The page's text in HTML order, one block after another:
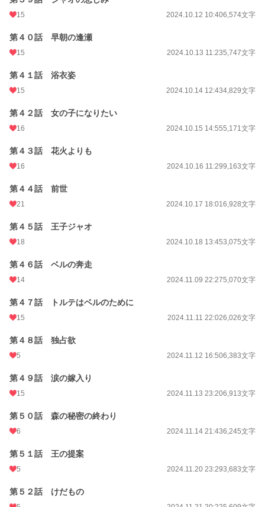
15 2024.10.12 10:406,574文字
第４０話 早朝の逢瀬
15 2024.10.13 11:235,747文字
第４１話 浴衣姿
15 2024.10.14 12:434,829文字
第４２話 女の子になりたい
16 2024.10.15 14:555,171文字
第４３話 花火よりも
16 2024.10.16 11:299,163文字
第４４話 前世
21 2024.10.17 18:016,928文字
第４５話 王子ジャオ
18 2024.10.18 13:453,075文字
第４６話 ベルの奔走
14 2024.11.09 22:275,070文字
第４７話 トルテはベルのために
15 2024.11.11 22:026,026文字
第４８話 独占欲
5 2024.11.12 16:506,383文字
第４９話 涙の嫁入り
15 2024.11.13 23:206,913文字
第５０話 森の秘密の終わり
6 2024.11.14 21:436,245文字
第５１話 王の提案
5 2024.11.20 23:293,683文字
第５２話 けだもの